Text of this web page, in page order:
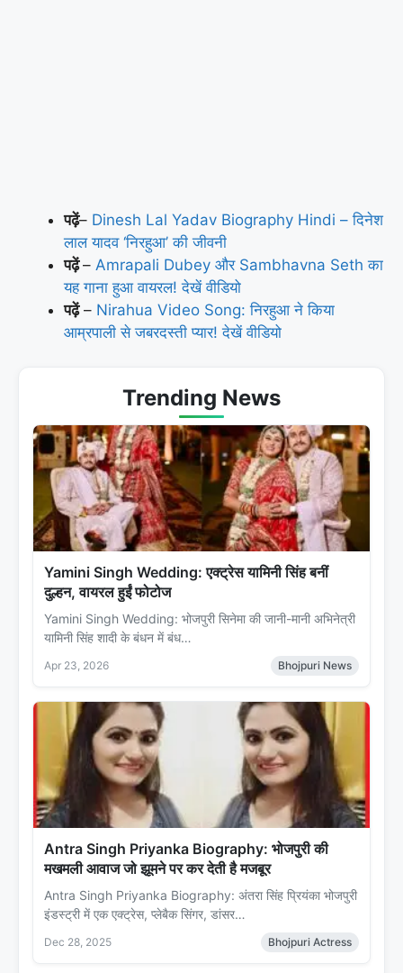
पढ़ें– Dinesh Lal Yadav Biography Hindi – दिनेश
लाल यादव ‘निरहुआ’ की जीवनी
पढ़ें– Amrapali Dubey और Sambhavna Seth का
यह गाना हुआ वायरल! देखें वीडियो
पढ़ें– Nirahua Video Song: निरहुआ ने किया
आम्रपाली से जबरदस्ती प्यार! देखें वीडियो
Trending News
Yamini Singh Wedding: एक्ट्रेस यामिनी सिंह बनीं
दुल्हन, वायरल हुईं फोटोज
Yamini Singh Wedding: भोजपुरी सिनेमा की जानी-मानी अभिनेत्री
यामिनी सिंह शादी के बंधन में बंध…
Apr 23, 2026 Bhojpuri News
Antra Singh Priyanka Biography: भोजपुरी की
मखमली आवाज जो झूमने पर कर देती है मजबूर
Antra Singh Priyanka Biography: अंतरा सिंह प्रियंका भोजपुरी
इंडस्ट्री में एक एक्ट्रेस, प्लेबैक सिंगर, डांसर…
Dec 28, 2025 Bhojpuri Actress